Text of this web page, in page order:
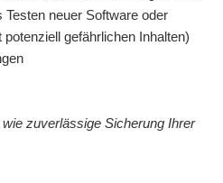
neuer Software oder
gefährlichen Inhalten)
zuverlässige Sicherung Ihrer